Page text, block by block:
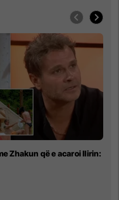
Zhakun që e acaroi Ilirin: